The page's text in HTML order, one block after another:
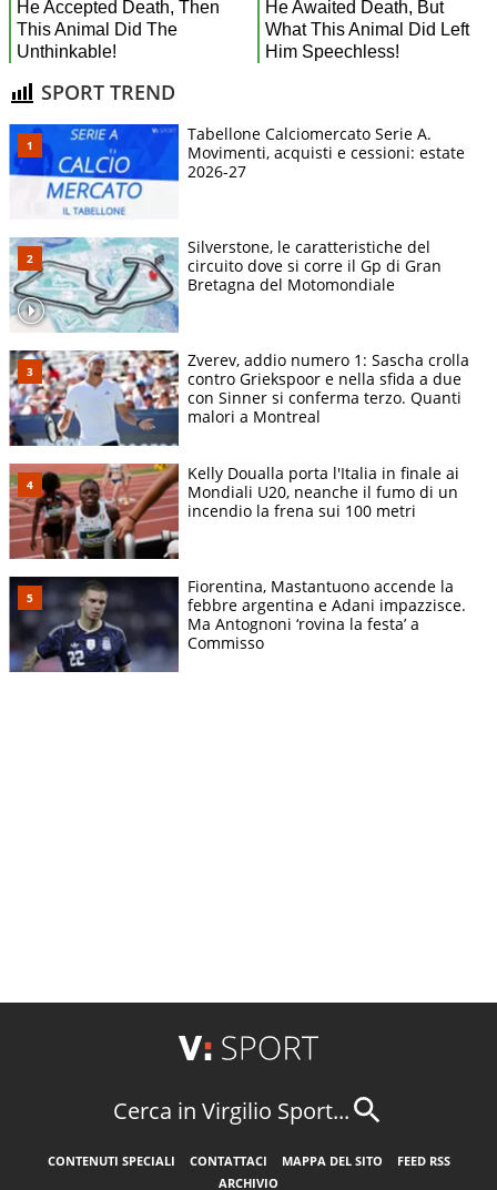
SPORT TREND
Tabellone Calciomercato Serie A.
Movimenti, acquisti e cessioni: estate
2026-27
Silverstone, le caratteristiche del
circuito dove si corre il Gp di Gran
Bretagna del Motomondiale
Zverev, addio numero 1: Sascha crolla
contro Griekspoor e nella sfida a due
con Sinner si conferma terzo. Quanti
malori a Montreal
Kelly Doualla porta l'Italia in finale ai
Mondiali U20, neanche il fumo di un
incendio la frena sui 100 metri
Fiorentina, Mastantuono accende la
febbre argentina e Adani impazzisce.
Ma Antognoni ‘rovina la festa’ a
Commisso
Cerca in Virgilio Sport...
CONTENUTI SPECIALI CONTATTACI MAPPA DEL SITO
FEED RSS
ARCHIVIO